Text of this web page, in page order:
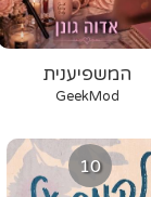
המשפיענית
GeekMod
10